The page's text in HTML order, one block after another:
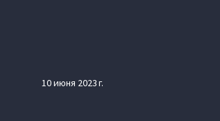
10 июня 2023 г.